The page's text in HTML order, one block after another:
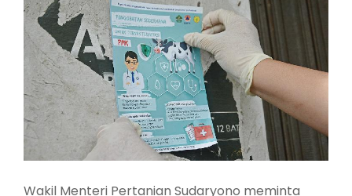
Wakil Menteri Pertanian Sudaryono meminta